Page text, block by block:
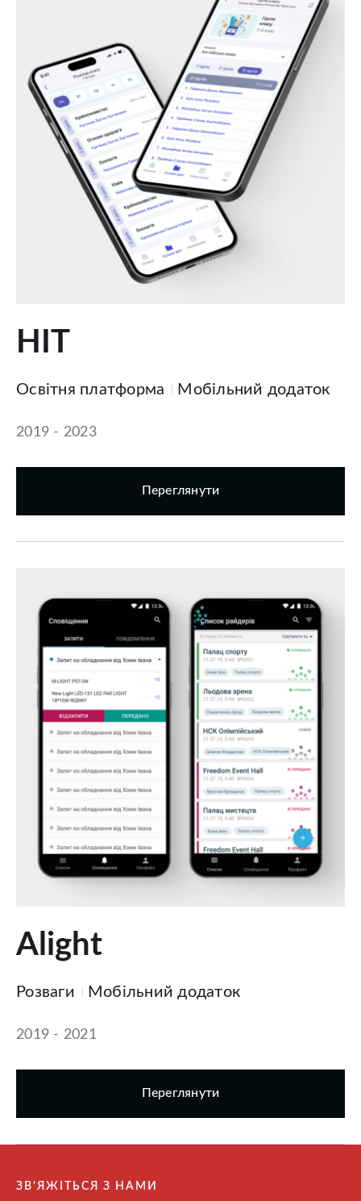
Освітня платформа Мобільний додаток
2019 - 2023
НІТ
Переглянути
Розваги Мобільний додаток
2019 - 2021
Alight
Переглянути
ЗВ'ЯЖІТЬСЯ З НАМИ